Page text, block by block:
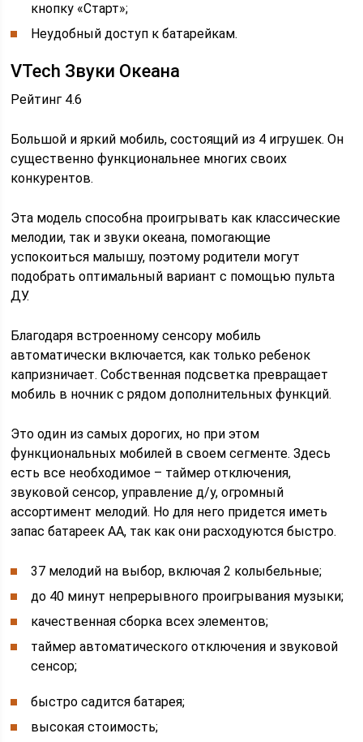
кнопку «Старт»;
Неудобный доступ к батарейкам.
VTech Звуки Океана
Рейтинг 4.6
Большой и яркий мобиль, состоящий из 4 игрушек. Он
существенно функциональнее многих своих
конкурентов.
Эта модель способна проигрывать как классические
мелодии, так и звуки океана, помогающие
успокоиться малышу, поэтому родители могут
подобрать оптимальный вариант с помощью пульта
ДУ.
Благодаря встроенному сенсору мобиль
автоматически включается, как только ребенок
капризничает. Собственная подсветка превращает
мобиль в ночник с рядом дополнительных функций.
Это один из самых дорогих, но при этом
функциональных мобилей в своем сегменте. Здесь
есть все необходимое – таймер отключения,
звуковой сенсор, управление д/у, огромный
ассортимент мелодий. Но для него придется иметь
запас батареек AA, так как они расходуются быстро.
37 мелодий на выбор, включая 2 колыбельные;
до 40 минут непрерывного проигрывания музыки;
качественная сборка всех элементов;
таймер автоматического отключения и звуковой
сенсор;
быстро садится батарея;
высокая стоимость;